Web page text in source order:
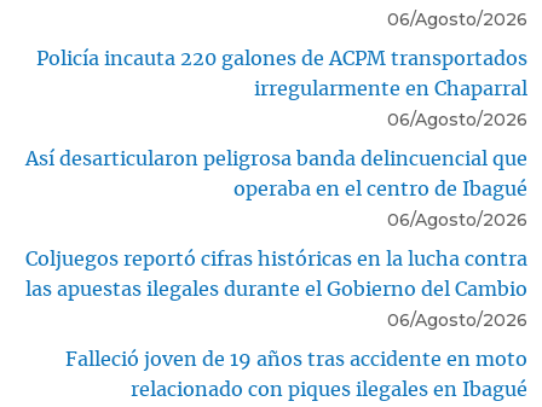
06/Agosto/2026
Policía incauta 220 galones de ACPM transportados
irregularmente en Chaparral
06/Agosto/2026
Así desarticularon peligrosa banda delincuencial que
operaba en el centro de Ibagué
06/Agosto/2026
Coljuegos reportó cifras históricas en la lucha contra
las apuestas ilegales durante el Gobierno del Cambio
06/Agosto/2026
Falleció joven de 19 años tras accidente en moto
relacionado con piques ilegales en Ibagué